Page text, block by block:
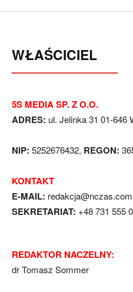
WŁAŚCICIEL
5S MEDIA SP. Z O.O.
ADRES: ul. Jelinka 31 01-646
NIP: 5252676432, REGON:
KONTAKT
E-MAIL:
SEKRETARIAT: +48 731 555
REDAKTOR NACZELNY:
dr Tomasz Sommer